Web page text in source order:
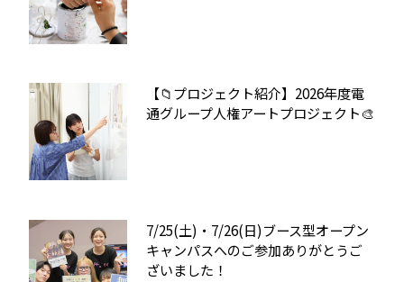
【📁プロジェクト紹介】2026年度電
通グループ人権アートプロジェクト🎨
7/25(土)・7/26(日)ブース型オープン
キャンパスへのご参加ありがとうご
ざいました！